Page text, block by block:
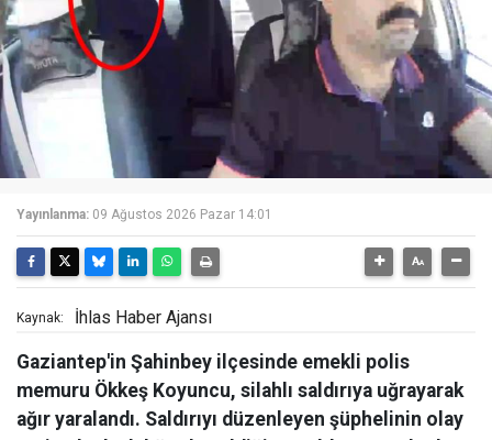
Yayınlanma: 09 Ağustos 2026 Pazar 14:01
Kaynak: İhlas Haber Ajansı
Gaziantep'in Şahinbey ilçesinde emekli polis
memuru Ökkeş Koyuncu, silahlı saldırıya uğrayarak
ağır yaralandı. Saldırıyı düzenleyen şüphelinin olay